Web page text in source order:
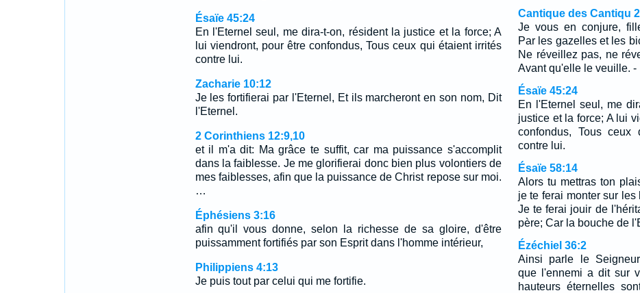
Ésaïe 45:24
En l'Eternel seul, me dira-t-on, résident la justice et la force; A
lui viendront, pour être confondus, Tous ceux qui étaient irrités
contre lui.
Zacharie 10:12
Je les fortifierai par l'Eternel, Et ils marcheront en son nom, Dit
l'Eternel.
2 Corinthiens 12:9,10
et il m'a dit: Ma grâce te suffit, car ma puissance s'accomplit
dans la faiblesse. Je me glorifierai donc bien plus volontiers de
mes faiblesses, afin que la puissance de Christ repose sur moi.
…
Éphésiens 3:16
afin qu'il vous donne, selon la richesse de sa gloire, d'être
puissamment fortifiés par son Esprit dans l'homme intérieur,
Philippiens 4:13
Je puis tout par celui qui me fortifie.
Cantique des Cantiqu
Je vous en conjure,
Par les gazelles et les
Ne réveillez pas, ne
Avant qu'elle le veuille. -
Ésaïe 45:24
En l'Eternel seul, me
justice et la force; A lui
confondus, Tous ceux
contre lui.
Ésaïe 58:14
Alors tu mettras ton
je te ferai monter sur les
Je te ferai jouir de
père; Car la bouche de
Ézéchiel 36:2
Ainsi parle le
que l'ennemi a dit sur
hauteurs éternelles